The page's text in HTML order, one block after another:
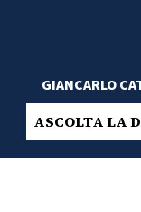
GIANCARLO
ASCOLTA LA